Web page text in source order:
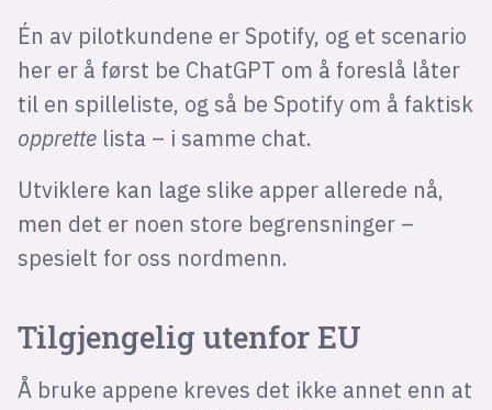
Én av pilotkundene er Spotify, og et scenario
her er å først be ChatGPT om å foreslå låter
til en spilleliste, og så be Spotify om å faktisk
opprette lista – i samme chat.
Utviklere kan lage slike apper allerede nå,
men det er noen store begrensninger –
spesielt for oss nordmenn.
Tilgjengelig utenfor EU
Å bruke appene kreves det ikke annet enn at